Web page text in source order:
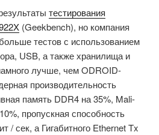
тестирования
(Geekbench), но компания
тестов с использованием
USB, а также хранилища и
лучше, чем ODROID-
производительность
память DDR4 на 35%, Mali-
пропускная способность
/ сек, а Гигабитного Ethernet Tx